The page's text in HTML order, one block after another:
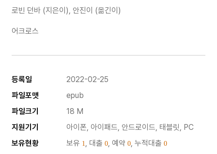
로빈 던바 (지은이), 안진이 (옮긴이)
어크로스
등록일
2022-02-25
파일포맷
epub
파일크기
18 M
지원기기
아이폰, 아이패드, 안드로이드, 태블릿, PC
보유현황
보유 1 , 대출 0 , 예약 0 , 누적대출 0